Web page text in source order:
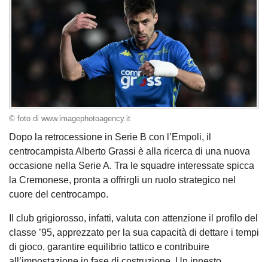
© foto di www.imagephotoagency.it
Dopo la retrocessione in Serie B con l’Empoli, il
centrocampista Alberto Grassi è alla ricerca di una nuova
occasione nella Serie A. Tra le squadre interessate spicca
la Cremonese, pronta a offrirgli un ruolo strategico nel
cuore del centrocampo.
Il club grigiorosso, infatti, valuta con attenzione il profilo del
classe ’95, apprezzato per la sua capacità di dettare i tempi
di gioco, garantire equilibrio tattico e contribuire